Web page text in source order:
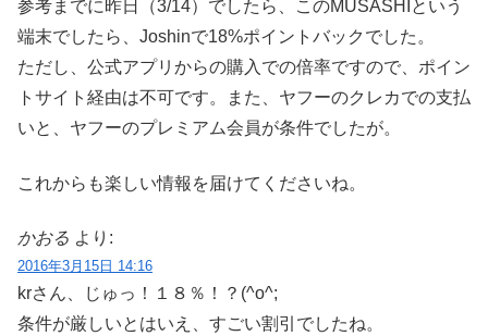
参考までに昨日（3/14）でしたら、このMUSASHIという
端末でしたら、Joshinで18%ポイントバックでした。
ただし、公式アプリからの購入での倍率ですので、ポイン
トサイト経由は不可です。また、ヤフーのクレカでの支払
いと、ヤフーのプレミアム会員が条件でしたが。
これからも楽しい情報を届けてくださいね。
かおる より:
2016年3月15日 14:16
krさん、じゅっ！１８％！？(^o^;
条件が厳しいとはいえ、すごい割引でしたね。